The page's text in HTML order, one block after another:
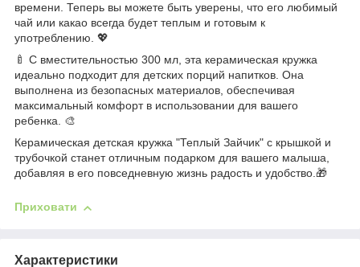
времени. Теперь вы можете быть уверены, что его любимый
чай или какао всегда будет теплым и готовым к
употреблению. 💖
🍼 С вместительностью 300 мл, эта керамическая кружка
идеально подходит для детских порций напитков. Она
выполнена из безопасных материалов, обеспечивая
максимальный комфорт в использовании для вашего
ребенка. 🎨
Керамическая детская кружка "Теплый Зайчик" с крышкой и
трубочкой станет отличным подарком для вашего малыша,
добавляя в его повседневную жизнь радость и удобство.🎁
Приховати
Характеристики